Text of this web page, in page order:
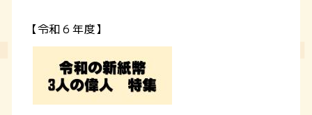
【令和６年度】